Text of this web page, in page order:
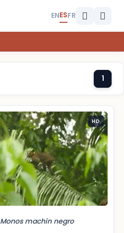
ENESFR
1
HD
Monos machín negro